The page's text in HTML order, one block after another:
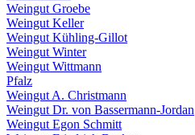
Weingut Groebe
Weingut Keller
Weingut Kühling-Gillot
Weingut Winter
Weingut Wittmann
Pfalz
Weingut A. Christmann
Weingut Dr. von Bassermann-Jordan
Weingut Egon Schmitt